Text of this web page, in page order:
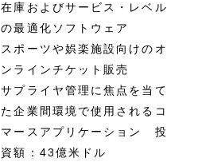
在庫およびサービス・レベル
の最適化ソフトウェア
スポーツや娯楽施設向けのオ
ンラインチケット販売
サプライヤ管理に焦点を当て
た企業間環境で使用されるコ
マースアプリケーション 投
資額：43億米ドル